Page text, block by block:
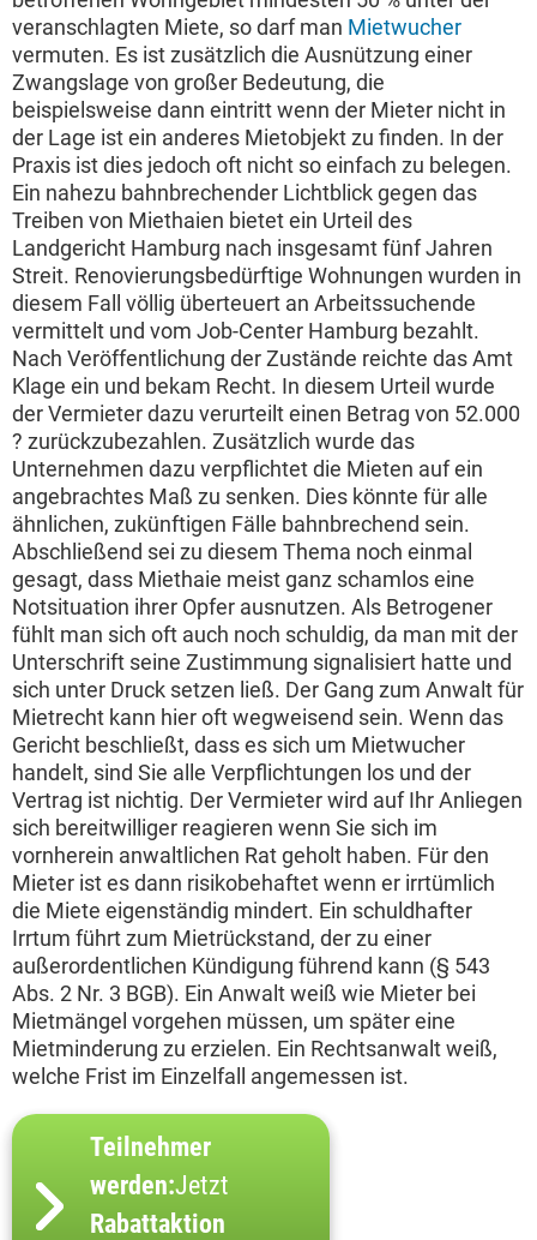
veranschlagten Miete, so darf man Mietwucher
vermuten. Es ist zusätzlich die Ausnützung einer
Zwangslage von großer Bedeutung, die
beispielsweise dann eintritt wenn der Mieter nicht in
der Lage ist ein anderes Mietobjekt zu finden. In der
Praxis ist dies jedoch oft nicht so einfach zu belegen.
Ein nahezu bahnbrechender Lichtblick gegen das
Treiben von Miethaien bietet ein Urteil des
Landgericht Hamburg nach insgesamt fünf Jahren
Streit. Renovierungsbedürftige Wohnungen wurden in
diesem Fall völlig überteuert an Arbeitssuchende
vermittelt und vom Job-Center Hamburg bezahlt.
Nach Veröffentlichung der Zustände reichte das Amt
Klage ein und bekam Recht. In diesem Urteil wurde
der Vermieter dazu verurteilt einen Betrag von 52.000
? zurückzubezahlen. Zusätzlich wurde das
Unternehmen dazu verpflichtet die Mieten auf ein
angebrachtes Maß zu senken. Dies könnte für alle
ähnlichen, zukünftigen Fälle bahnbrechend sein.
Abschließend sei zu diesem Thema noch einmal
gesagt, dass Miethaie meist ganz schamlos eine
Notsituation ihrer Opfer ausnutzen. Als Betrogener
fühlt man sich oft auch noch schuldig, da man mit der
Unterschrift seine Zustimmung signalisiert hatte und
sich unter Druck setzen ließ. Der Gang zum Anwalt für
Mietrecht kann hier oft wegweisend sein. Wenn das
Gericht beschließt, dass es sich um Mietwucher
handelt, sind Sie alle Verpflichtungen los und der
Vertrag ist nichtig. Der Vermieter wird auf Ihr Anliegen
sich bereitwilliger reagieren wenn Sie sich im
vornherein anwaltlichen Rat geholt haben. Für den
Mieter ist es dann risikobehaftet wenn er irrtümlich
die Miete eigenständig mindert. Ein schuldhafter
Irrtum führt zum Mietrückstand, der zu einer
außerordentlichen Kündigung führend kann (§ 543
Abs. 2 Nr. 3 BGB). Ein Anwalt weiß wie Mieter bei
Mietmängel vorgehen müssen, um später eine
Mietminderung zu erzielen. Ein Rechtsanwalt weiß,
welche Frist im Einzelfall angemessen ist.
Teilnehmer
werden:Jetzt
Rabattaktion